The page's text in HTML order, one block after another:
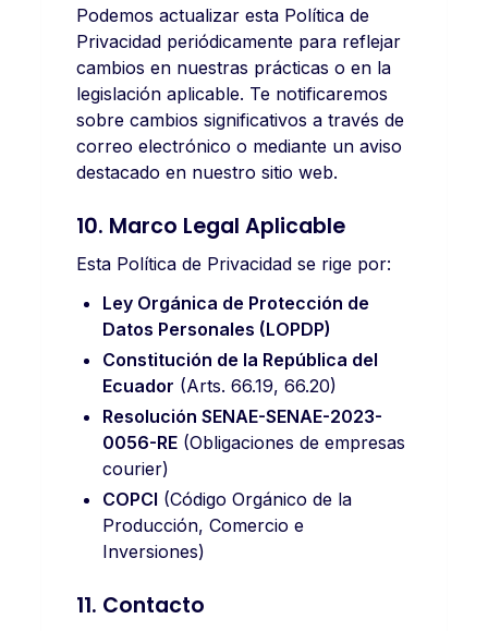
Podemos actualizar esta Política de
Privacidad periódicamente para reflejar
cambios en nuestras prácticas o en la
legislación aplicable. Te notificaremos
sobre cambios significativos a través de
correo electrónico o mediante un aviso
destacado en nuestro sitio web.
10. Marco Legal Aplicable
Esta Política de Privacidad se rige por:
Ley Orgánica de Protección de
Datos Personales (LOPDP)
Constitución de la República del
Ecuador (Arts. 66.19, 66.20)
Resolución SENAE-SENAE-2023-
0056-RE (Obligaciones de empresas
courier)
COPCI (Código Orgánico de la
Producción, Comercio e
Inversiones)
11. Contacto